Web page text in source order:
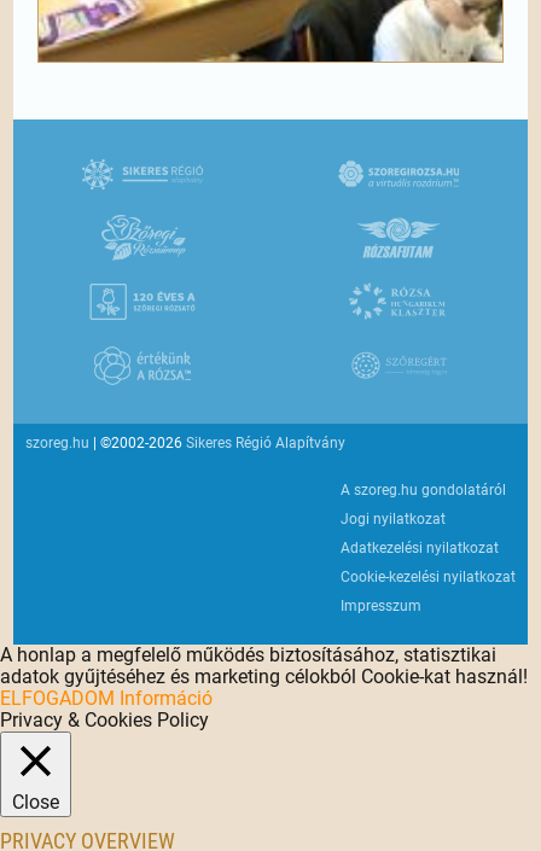
szoreg.hu | ©2002-2026Sikeres Régió Alapítvány
A szoreg.hu gondolatáról
Jogi nyilatkozat
Adatkezelési nyilatkozat
Cookie-kezelési nyilatkozat
Impresszum
A honlap a megfelelő működés biztosításához, statisztikai
adatok gyűjtéséhez és marketing célokból Cookie-kat használ!
ELFOGADOM Információ
Privacy & Cookies Policy
Close
PRIVACY OVERVIEW